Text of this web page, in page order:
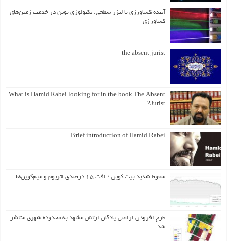
آینده کشاورزی با لیزر سطحی: تکنولوژی نوین در خدمت زمین‌های
کشاورزی
the absent jurist
What is Hamid Rabei looking for in the book The Absent
Jurist?
Brief introduction of Hamid Rabei
سقوط شدید بیت کوین ؛ افت ۱۵ درصدی اتریوم و میم‌کوین‌ها
طرح افزودن اراضی پادگان ارتش مشهد به محدوده شهری منتشر
شد